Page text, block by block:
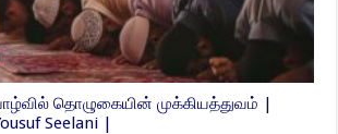
தொழுகையின் முக்கியத்துவம் |
Seelani |